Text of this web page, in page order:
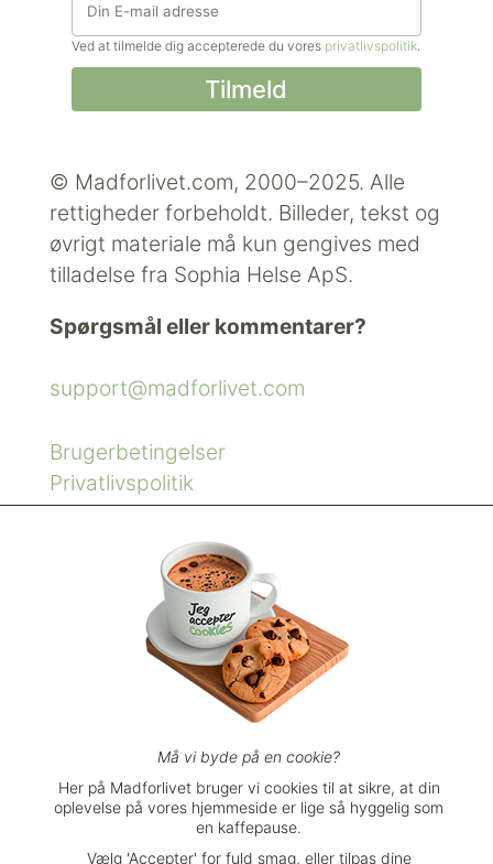
Ved at tilmelde dig accepterede du vores privatlivspolitik.
© Madforlivet.com, 2000–2025. Alle
rettigheder forbeholdt. Billeder, tekst og
øvrigt materiale må kun gengives med
tilladelse fra Sophia Helse ApS.
Spørgsmål eller kommentarer?
support@madforlivet.com
Brugerbetingelser
Privatlivspolitik
Handelsbetingelser
Må vi byde på en cookie?
Her på Madforlivet bruger vi cookies til at sikre, at din
oplevelse på vores hjemmeside er lige så hyggelig som
en kaffepause.
Vælg 'Accepter' for fuld smag, eller tilpas dine